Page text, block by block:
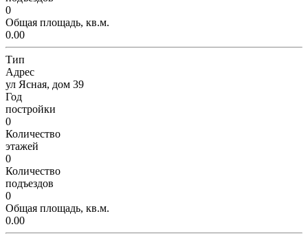
0
Общая площадь, кв.м.
0.00
Тип
Адрес
ул Ясная, дом 39
Год
постройки
0
Количество
этажей
0
Количество
подъездов
0
Общая площадь, кв.м.
0.00